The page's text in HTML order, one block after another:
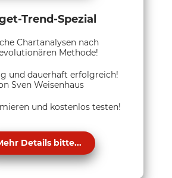
Trend-Spezial
Chartanalysen nach
Methode!
und dauerhaft erfolgreich!
Sven Weisenhaus
und kostenlos testen!
Details bitte...